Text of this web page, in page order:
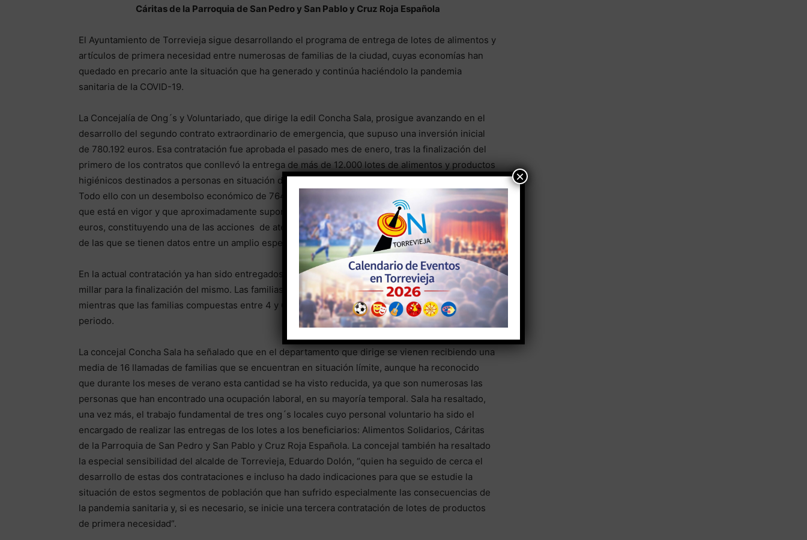
Cáritas de la Parroquia de San Pedro y San Pablo y Cruz Roja Española
El Ayuntamiento de Torrevieja sigue desarrollando el programa de entrega de lotes de alimentos y
artículos de primera necesidad entre numerosas de familias de la ciudad, cuyas economías han
quedado en precario ante la situación que ha generado y continúa haciéndolo la pandemia
sanitaria de la COVID-19.
La Concejalía de Ong´s y Voluntariado, que dirige la edil Concha Sala, prosigue avanzando en el
desarrollo del segundo contrato extraordinario de emergencia, que supuso una inversión inicial
de 780.192 euros. Esa contratación fue aprobada el pasado mes de enero, tras la finalización del
primero de los contratos que conllevó la entrega de más de 12.000 lotes de alimentos y productos
higiénicos destinados a personas en situación de vulnerabilidad y riesgo de exclusión social.
Todo ello con un desembolso económico de 764.790 euros, cantidad a la que hay que sumar la
que está en vigor y que aproximadamente supondrá un importe superior al millón y medio de
euros, constituyendo una de las acciones de atención a personas desfavorecidas más destacadas
de las que se tienen datos entre un amplio espectro de ayuntamientos.
En la actual contratación ya han sido entregados alrededor de 11.000 lotes, restando por tanto un
millar para la finalización del mismo. Las familias de 1 a 3 miembros reciben un lote quincenal,
mientras que las familias compuestas entre 4 y 6 miembros recogen dos lotes en el mismo
periodo.
La concejal Concha Sala ha señalado que en el departamento que dirige se vienen recibiendo una
media de 16 llamadas de familias que se encuentran en situación límite, aunque ha reconocido
que durante los meses de verano esta cantidad se ha visto reducida, ya que son numerosas las
personas que han encontrado una ocupación laboral, en su mayoría temporal. Sala ha resaltado,
una vez más, el trabajo fundamental de tres ong´s locales cuyo personal voluntario ha sido el
encargado de realizar las entregas de los lotes a los beneficiarios: Alimentos Solidarios, Cáritas
de la Parroquia de San Pedro y San Pablo y Cruz Roja Española. La concejal también ha resaltado
la especial sensibilidad del alcalde de Torrevieja, Eduardo Dolón, “quien ha seguido de cerca el
desarrollo de estas dos contrataciones e incluso ha dado indicaciones para que se estudie la
situación de estos segmentos de población que han sufrido especialmente las consecuencias de
la pandemia sanitaria y, si es necesario, se inicie una tercera contratación de lotes de productos
de primera necesidad”.
×